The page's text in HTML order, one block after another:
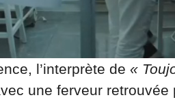
l’interprète de «
une ferveur